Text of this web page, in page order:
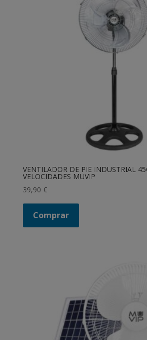
VENTILADOR DE PIE INDUSTRIAL
VELOCIDADES MUVIP
39,90 €
Comprar